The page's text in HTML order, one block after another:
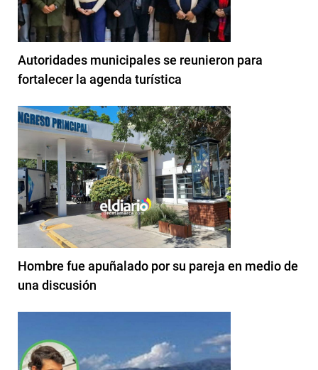
Autoridades municipales se reunieron para
fortalecer la agenda turística
Hombre fue apuñalado por su pareja en medio de
una discusión